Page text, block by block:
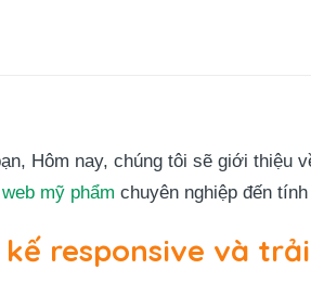
Hôm nay, chúng tôi sẽ giới thiệu
mỹ phẩm chuyên nghiệp đến
responsive và